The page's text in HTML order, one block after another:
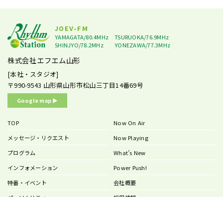
JOEV-FM
YAMAGATA/80.4MHz
TSURUOKA/76.9MHz
SHINJYO/78.2MHz
YONEZAWA/77.3MHz
株式会社エフエム山形
[本社・スタジオ]
〒990-9543 山形県山形市松山三丁目14番69号
Google map ▶︎
TOP
メッセージ・リクエスト
プログラム
インフォメーション
特番・イベント
Now On Air
Now Playing
What’s New
Power Push!
会社概要